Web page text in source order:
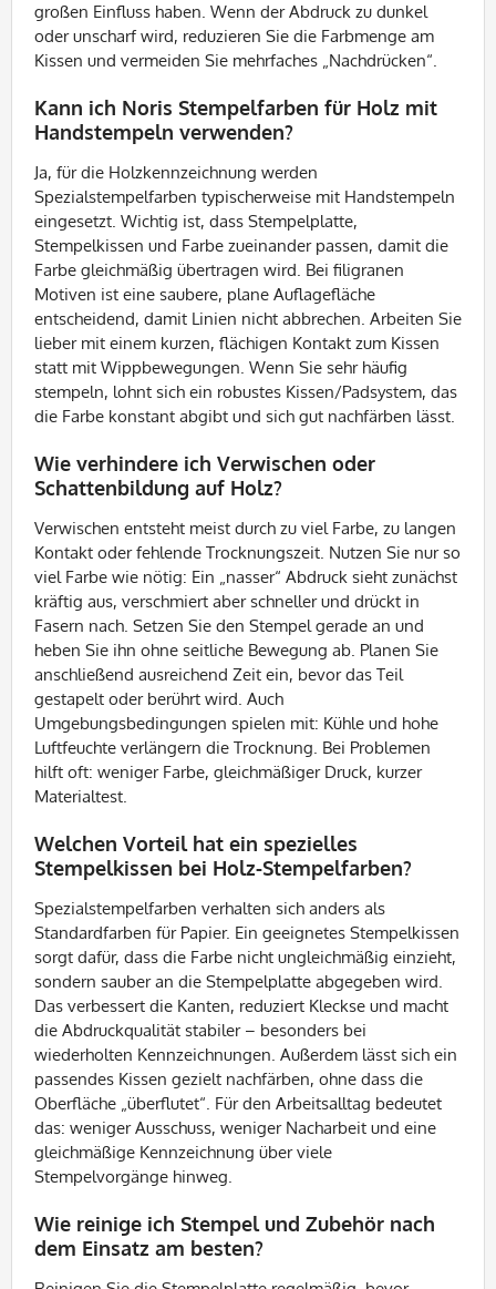
großen Einfluss haben. Wenn der Abdruck zu dunkel
oder unscharf wird, reduzieren Sie die Farbmenge am
Kissen und vermeiden Sie mehrfaches „Nachdrücken“.
Kann ich Noris Stempelfarben für Holz mit
Handstempeln verwenden?
Ja, für die Holzkennzeichnung werden
Spezialstempelfarben typischerweise mit Handstempeln
eingesetzt. Wichtig ist, dass Stempelplatte,
Stempelkissen und Farbe zueinander passen, damit die
Farbe gleichmäßig übertragen wird. Bei filigranen
Motiven ist eine saubere, plane Auflagefläche
entscheidend, damit Linien nicht abbrechen. Arbeiten Sie
lieber mit einem kurzen, flächigen Kontakt zum Kissen
statt mit Wippbewegungen. Wenn Sie sehr häufig
stempeln, lohnt sich ein robustes Kissen/Padsystem, das
die Farbe konstant abgibt und sich gut nachfärben lässt.
Wie verhindere ich Verwischen oder
Schattenbildung auf Holz?
Verwischen entsteht meist durch zu viel Farbe, zu langen
Kontakt oder fehlende Trocknungszeit. Nutzen Sie nur so
viel Farbe wie nötig: Ein „nasser“ Abdruck sieht zunächst
kräftig aus, verschmiert aber schneller und drückt in
Fasern nach. Setzen Sie den Stempel gerade an und
heben Sie ihn ohne seitliche Bewegung ab. Planen Sie
anschließend ausreichend Zeit ein, bevor das Teil
gestapelt oder berührt wird. Auch
Umgebungsbedingungen spielen mit: Kühle und hohe
Luftfeuchte verlängern die Trocknung. Bei Problemen
hilft oft: weniger Farbe, gleichmäßiger Druck, kurzer
Materialtest.
Welchen Vorteil hat ein spezielles
Stempelkissen bei Holz-Stempelfarben?
Spezialstempelfarben verhalten sich anders als
Standardfarben für Papier. Ein geeignetes Stempelkissen
sorgt dafür, dass die Farbe nicht ungleichmäßig einzieht,
sondern sauber an die Stempelplatte abgegeben wird.
Das verbessert die Kanten, reduziert Kleckse und macht
die Abdruckqualität stabiler – besonders bei
wiederholten Kennzeichnungen. Außerdem lässt sich ein
passendes Kissen gezielt nachfärben, ohne dass die
Oberfläche „überflutet“. Für den Arbeitsalltag bedeutet
das: weniger Ausschuss, weniger Nacharbeit und eine
gleichmäßige Kennzeichnung über viele
Stempelvorgänge hinweg.
Wie reinige ich Stempel und Zubehör nach
dem Einsatz am besten?